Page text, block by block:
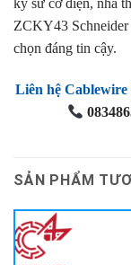
kỹ sư cơ điện, nhà
ZCKY43 Schneider
chọn đáng tin cậy.
Liên hệ
SẢN PHẨM